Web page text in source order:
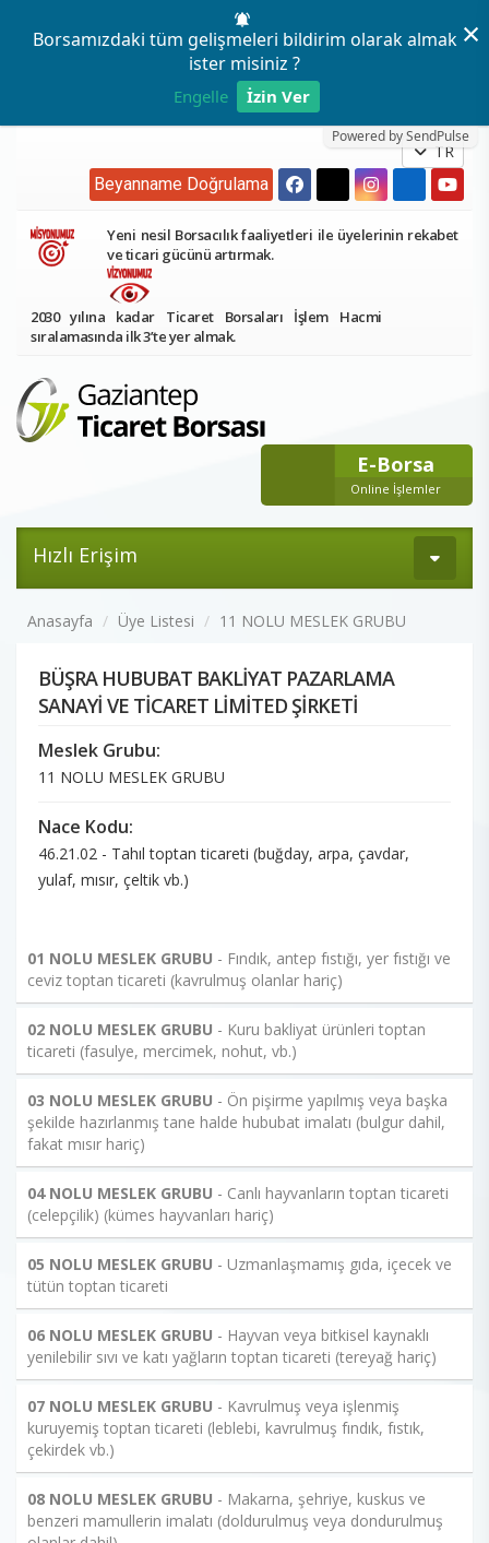
Borsamızdaki tüm gelişmeleri bildirim olarak almak
ister misiniz ?
Engelle İzin Ver
Powered by SendPulse
×
TR
Beyanname Doğrulama
Yeni nesil Borsacılık faaliyetleri ile üyelerinin rekabet
ve ticari gücünü artırmak.
2030 yılına kadar Ticaret Borsaları İşlem Hacmi
sıralamasında ilk 3’te yer almak.
E-Borsa
Online İşlemler
Hızlı Erişim
Anasayfa Üye Listesi 11 NOLU MESLEK GRUBU
BÜŞRA HUBUBAT BAKLİYAT PAZARLAMA
SANAYİ VE TİCARET LİMİTED ŞİRKETİ
Meslek Grubu:
11 NOLU MESLEK GRUBU
Nace Kodu:
46.21.02 - Tahıl toptan ticareti (buğday, arpa, çavdar,
yulaf, mısır, çeltik vb.)
01 NOLU MESLEK GRUBU - Fındık, antep fıstığı, yer fıstığı ve
ceviz toptan ticareti (kavrulmuş olanlar hariç)
02 NOLU MESLEK GRUBU - Kuru bakliyat ürünleri toptan
ticareti (fasulye, mercimek, nohut, vb.)
03 NOLU MESLEK GRUBU - Ön pişirme yapılmış veya başka
şekilde hazırlanmış tane halde hububat imalatı (bulgur dahil,
fakat mısır hariç)
04 NOLU MESLEK GRUBU - Canlı hayvanların toptan ticareti
(celepçilik) (kümes hayvanları hariç)
05 NOLU MESLEK GRUBU - Uzmanlaşmamış gıda, içecek ve
tütün toptan ticareti
06 NOLU MESLEK GRUBU - Hayvan veya bitkisel kaynaklı
yenilebilir sıvı ve katı yağların toptan ticareti (tereyağ hariç)
07 NOLU MESLEK GRUBU - Kavrulmuş veya işlenmiş
kuruyemiş toptan ticareti (leblebi, kavrulmuş fındık, fıstık,
çekirdek vb.)
08 NOLU MESLEK GRUBU - Makarna, şehriye, kuskus ve
benzeri mamullerin imalatı (doldurulmuş veya dondurulmuş